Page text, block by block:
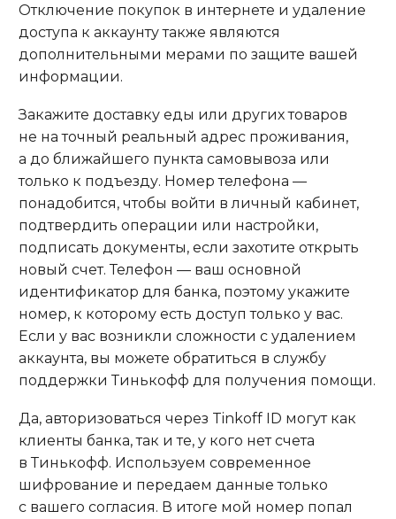
Отключение покупок в интернете и удаление
доступа к аккаунту также являются
дополнительными мерами по защите вашей
информации.
Закажите доставку еды или других товаров
не на точный реальный адрес проживания,
а до ближайшего пункта самовывоза или
только к подъезду. Номер телефона —
понадобится, чтобы войти в личный кабинет,
подтвердить операции или настройки,
подписать документы, если захотите открыть
новый счет. Телефон — ваш основной
идентификатор для банка, поэтому укажите
номер, к которому есть доступ только у вас.
Если у вас возникли сложности с удалением
аккаунта, вы можете обратиться в службу
поддержки Тинькофф для получения помощи.
Да, авторизоваться через Tinkoff ID могут как
клиенты банка, так и те, у кого нет счета
в Тинькофф. Используем современное
шифрование и передаем данные только
с вашего согласия. В итоге мой номер попал